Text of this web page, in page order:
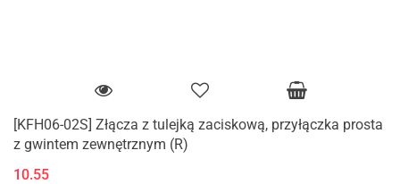
[KFH06-02S] Złącza z tulejką zaciskową, przyłączka prosta
z gwintem zewnętrznym (R)
10.55